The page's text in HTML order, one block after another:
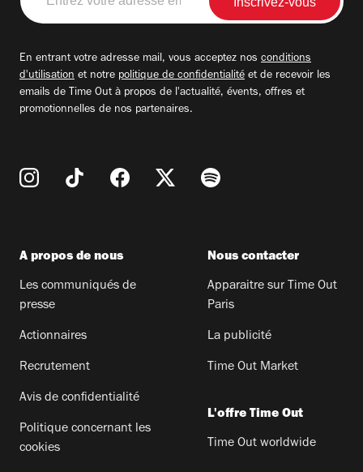
votre
adresse
En entrant votre adresse mail, vous acceptez nos conditions
d'utilisation et notre politique de confidentialité et de recevoir les
emails de Time Out à propos de l'actualité, évents, offres et
promotionnelles de nos partenaires.
A propos de nous
Les communiqués de
presse
Actionnaires
Recrutement
Avis de confidentialité
Politique concernant les
cookies
Nous contacter
Apparaitre sur Time Out
Paris
La publicité
Time Out Market
L'offre Time Out
Time Out worldwide